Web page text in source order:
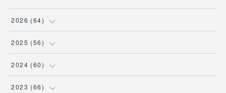
2026 (64)
(2)
(6)
(9)
2025 (56)
(1)
(2)
2024 (60)
(12
2023 (66)